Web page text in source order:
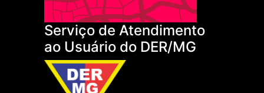
Serviço de Atendimento
ao Usuário do DER/MG